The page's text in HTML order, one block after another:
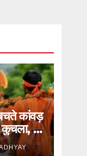
कांवड़
दो